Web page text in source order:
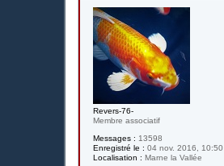
Revers-76-
Membre associatif
Messages : 13598
Enregistré le : 04 nov. 2016, 10:50
Localisation : Marne la Vallée